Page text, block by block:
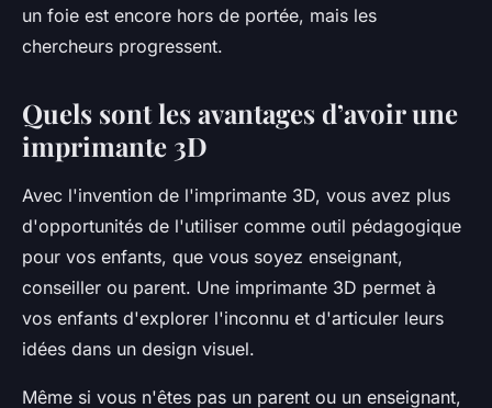
un foie est encore hors de portée, mais les
chercheurs progressent.
Quels sont les avantages d’avoir une
imprimante 3D
Avec l'invention de l'imprimante 3D, vous avez plus
d'opportunités de l'utiliser comme outil pédagogique
pour vos enfants, que vous soyez enseignant,
conseiller ou parent. Une imprimante 3D permet à
vos enfants d'explorer l'inconnu et d'articuler leurs
idées dans un design visuel.
Même si vous n'êtes pas un parent ou un enseignant,